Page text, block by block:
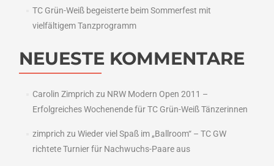
TC Grün-Weiß begeisterte beim Sommerfest mit
vielfältigem Tanzprogramm
NEUESTE KOMMENTARE
Carolin Zimprich zu NRW Modern Open 2011 –
Erfolgreiches Wochenende für TC Grün-Weiß Tänzerinnen
zimprich zu Wieder viel Spaß im „Ballroom“ – TC GW
richtete Turnier für Nachwuchs-Paare aus